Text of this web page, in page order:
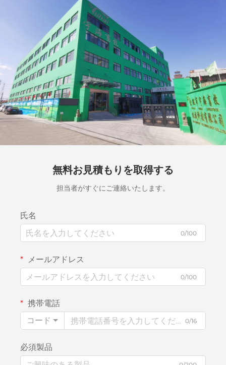
無料お見積もりを取得する
担当者がすぐにご連絡いたします。
氏名
0/100
メールアドレス
0/100
携帯電話
コード
0/16
必須製品